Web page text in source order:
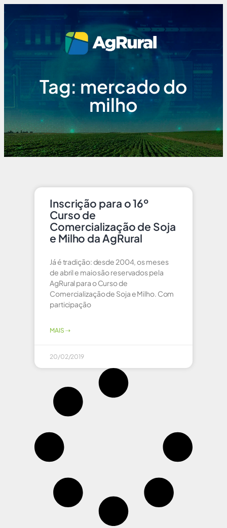
Tag: mercado do
milho
Inscrição para o 16º
Curso de
Comercialização de Soja
e Milho da AgRural
Já é tradição: desde 2004, os meses
de abril e maio são reservados pela
AgRural para o Curso de
Comercialização de Soja e Milho. Com
participação
MAIS ⇢
20/02/2019